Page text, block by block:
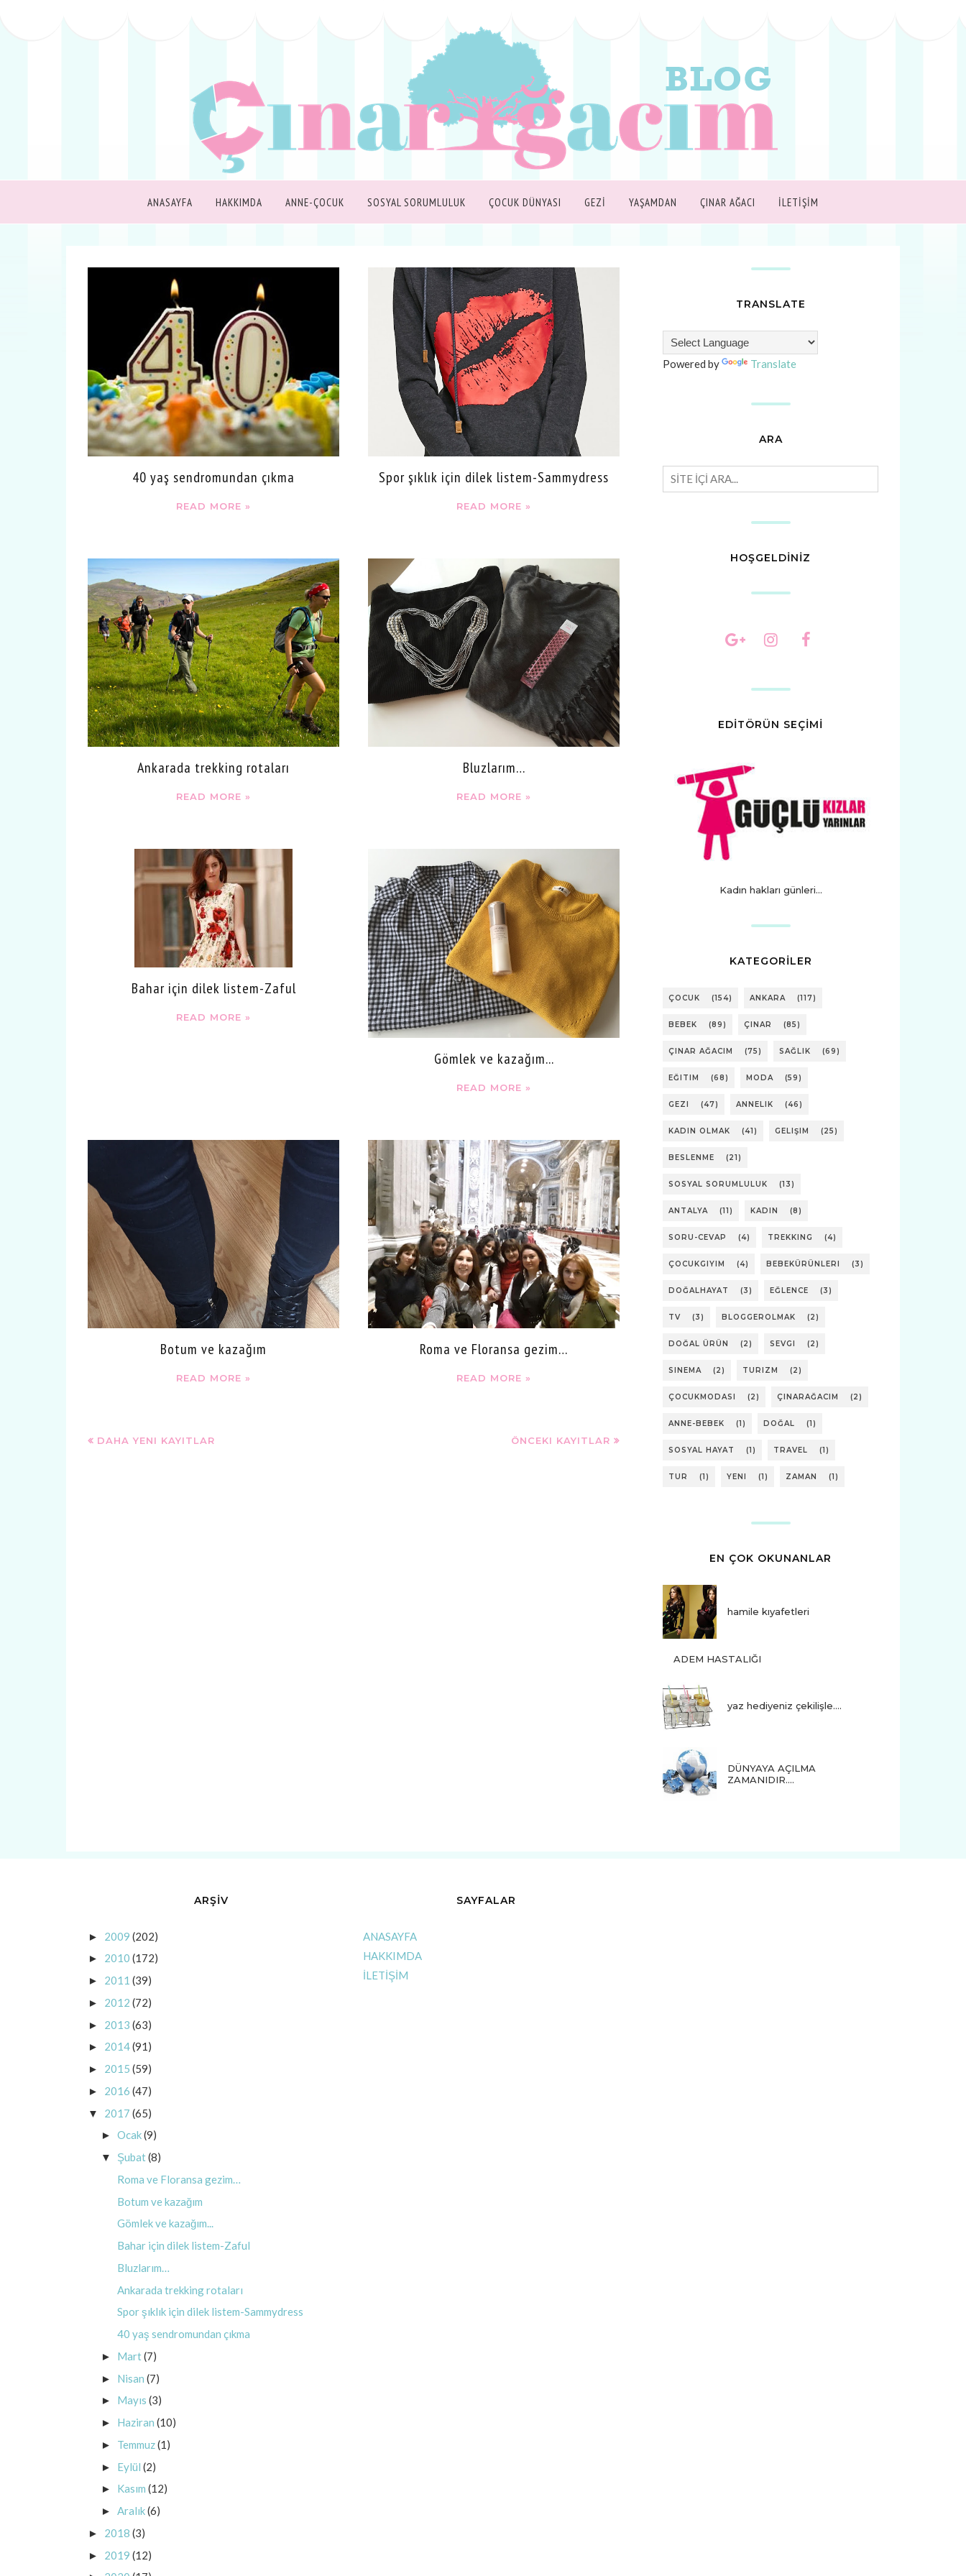
ANASAYFA HAKKIMDA ANNE-ÇOCUK SOSYAL SORUMLULUK ÇOCUK DÜNYASI GEZİ YAŞAMDAN ÇINAR AĞACI İLETİŞİM
40 yaş sendromundan çıkma
READ MORE »
Spor şıklık için dilek listem-Sammydress
READ MORE »
Ankarada trekking rotaları
READ MORE »
Bluzlarım…
READ MORE »
Bahar için dilek listem-Zaful
READ MORE »
Gömlek ve kazağım...
READ MORE »
Botum ve kazağım
READ MORE »
Roma ve Floransa gezim…
READ MORE »
DAHA YENI KAYITLAR ÖNCEKI KAYITLAR
TRANSLATE
Powered by Translate
ARA
HOŞGELDİNİZ
EDİTÖRÜN SEÇİMİ
Kadın hakları günleri...
KATEGORİLER
ÇOCUK (154) ANKARA (117)
BEBEK (89) ÇINAR (85)
ÇINAR AĞACIM (75) SAĞLIK (69)
EĞITIM (68) MODA (59)
GEZI (47) ANNELIK (46)
KADIN OLMAK (41) GELIŞIM (25)
BESLENME (21)
SOSYAL SORUMLULUK (13)
ANTALYA (11) KADIN (8)
SORU-CEVAP (4) TREKKING (4)
ÇOCUKGIYIM (4) BEBEKÜRÜNLERI (3)
DOĞALHAYAT (3) EĞLENCE (3)
TV (3) BLOGGEROLMAK (2)
DOĞAL ÜRÜN (2) SEVGI (2)
SINEMA (2) TURIZM (2)
ÇOCUKMODASI (2) ÇINARAĞACIM (2)
ANNE-BEBEK (1) DOĞAL (1)
SOSYAL HAYAT (1) TRAVEL (1)
TUR (1) YENI (1) ZAMAN (1)
EN ÇOK OKUNANLAR
hamile kıyafetleri
ADEM HASTALIĞI
yaz hediyeniz çekilişle....
DÜNYAYA AÇILMA
ZAMANIDIR….
ARŞİV
► 2009 (202)
► 2010 (172)
► 2011 (39)
► 2012 (72)
► 2013 (63)
► 2014(91)
► 2015 (59)
► 2016 (47)
▼ 2017 (65)
► Ocak(9)
▼ Şubat(8)
Roma ve Floransa gezim…
Botum ve kazağım
Gömlek ve kazağım...
Bahar için dilek listem-Zaful
Bluzlarım…
Ankarada trekking rotaları
Spor şıklık için dilek listem-Sammydress
40 yaş sendromundan çıkma
► Mart(7)
► Nisan (7)
► Mayıs (3)
► Haziran (10)
► Temmuz(1)
► Eylül (2)
► Kasım (12)
► Aralık(6)
► 2018 (3)
► 2019 (12)
SAYFALAR
ANASAYFA
HAKKIMDA
İLETİŞİM